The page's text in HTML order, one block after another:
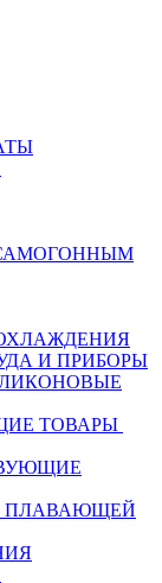
И ПРИБОРЫ
ТОВАРЫ
ПЛАВАЮЩЕЙ